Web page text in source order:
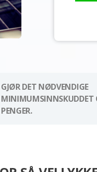
GJØR DET NØDVENDIGE
MINIMUMSINNSKUDDET
PENGER.